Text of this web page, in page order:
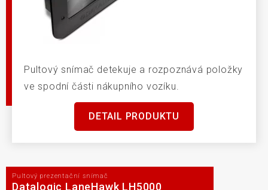
Pultový snímač detekuje a rozpoznává položky
ve spodní části nákupního vozíku.
DETAIL PRODUKTU
Pultový prezentační snímač
Datalogic LaneHawk LH5000